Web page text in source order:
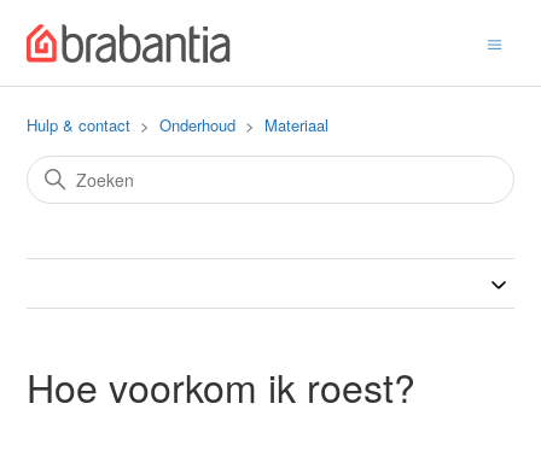
Hulp & contact Onderhoud Materiaal
Hoe voorkom ik roest?